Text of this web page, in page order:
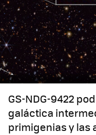
GS-NDG-9422
galáctica
primigenias y las